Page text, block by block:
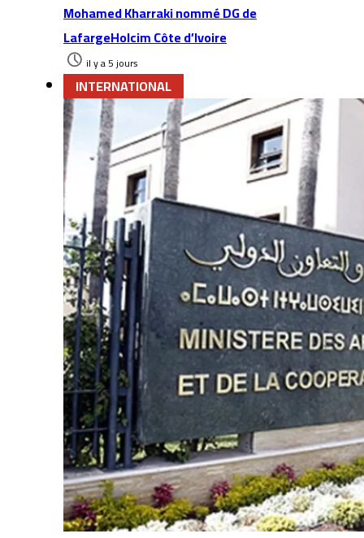
Mohamed Kharraki nommé DG de
LafargeHolcim Côte d’Ivoire
il y a 5 jours
INTERNATIONAL